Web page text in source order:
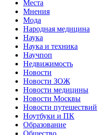
Места
Мнения
Мода
Народная медицина
Наука
Наука и техника
Научпоп
Недвижимость
Новости
Новости ЗОЖ
Новости медицины
Новости Москвы
Новости путешествий
Ноутбуки и ПК
Образование
Общество